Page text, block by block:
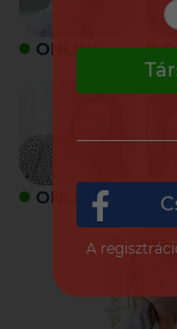
ONLINE
ONLINE
A